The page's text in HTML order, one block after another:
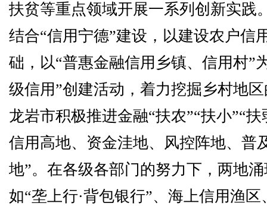
扶贫等重点领域开展一系列创新实践
结合“信用宁德”建设，以建设农户信
础，以“普惠金融信用乡镇、信用村”
级信用”创建活动，着力挖掘乡村地
龙岩市积极推进金融“扶农”“扶小”“
信用高地、资金洼地、风控阵地、普
地”。在各级各部门的努力下，两地
如“垄上行·背包银行”、海上信用渔区